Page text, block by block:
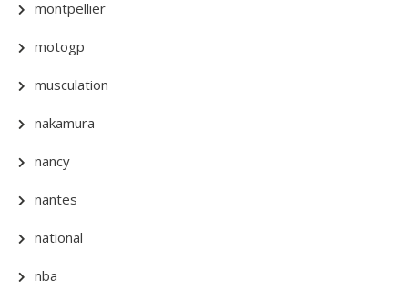
montpellier
motogp
musculation
nakamura
nancy
nantes
national
nba